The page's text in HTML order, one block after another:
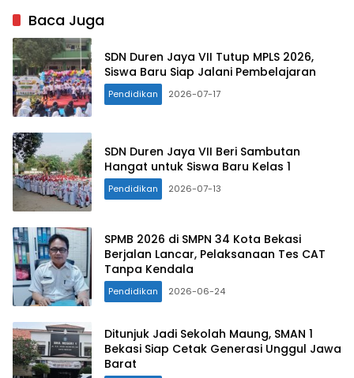
Baca Juga
SDN Duren Jaya VII Tutup MPLS 2026,
Siswa Baru Siap Jalani Pembelajaran
Pendidikan 2026-07-17
SDN Duren Jaya VII Beri Sambutan
Hangat untuk Siswa Baru Kelas 1
Pendidikan 2026-07-13
SPMB 2026 di SMPN 34 Kota Bekasi
Berjalan Lancar, Pelaksanaan Tes CAT
Tanpa Kendala
Pendidikan 2026-06-24
Ditunjuk Jadi Sekolah Maung, SMAN 1
Bekasi Siap Cetak Generasi Unggul Jawa
Barat